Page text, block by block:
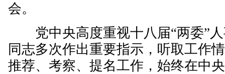
会。
党中央高度重视十八届“两委”人
同志多次作出重要指示，听取工作
推荐、考察、提名工作，始终在中